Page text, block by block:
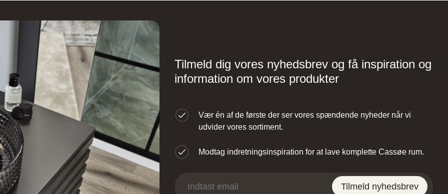
Tilmeld dig vores nyhedsbrev og få inspiration og
information om vores produkter
Vær én af de første der ser vores spændende nyheder når vi
udvider vores sortiment.
Modtag indretningsinspiration for at lave komplette Cassøe rum.
Tilmeld nyhedsbrev
– Glostrup
Ringvej 35, 2605
Danmark
Designa – Århus
Agerøvejk 27A, 8381 Tilst,
Danmark
Lundvej 54, 8800 Viborg,
Køkkenet –
Vordingborg Køkkenet –
Valby BUDGETSTORE
Vordingborg Køkkenet –
Sønderborg